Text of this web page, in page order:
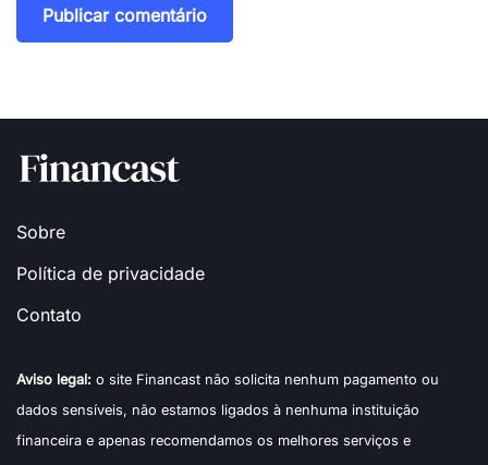
Sobre
Política de privacidade
Contato
Aviso legal: o site Financast não solicita nenhum pagamento ou
dados sensíveis, não estamos ligados à nenhuma instituição
financeira e apenas recomendamos os melhores serviços e